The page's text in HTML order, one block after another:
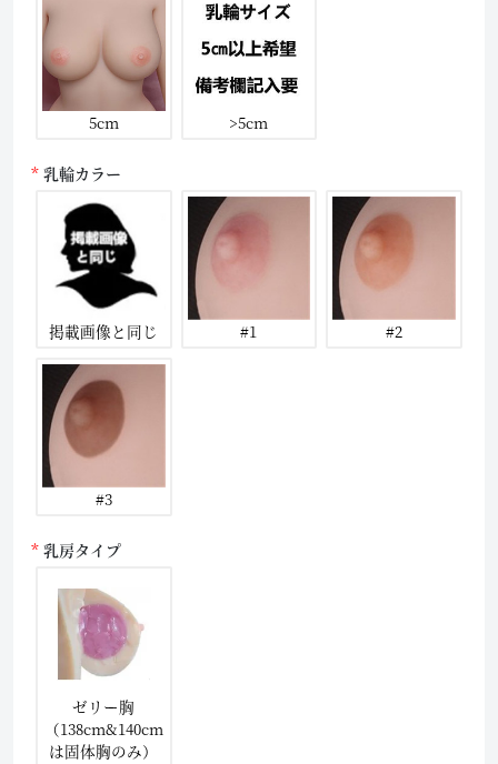
5cm >5cm
乳輪カラー
掲載画像と同じ #1 #2
#3
乳房タイプ
ゼリー胸
（138cm&140cm
は固体胸のみ）